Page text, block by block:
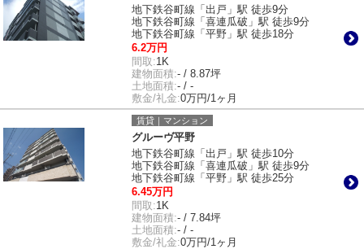
地下鉄谷町線「出戸」駅 徒歩9分
地下鉄谷町線「喜連瓜破」駅 徒歩9分
地下鉄谷町線「平野」駅 徒歩18分
6.2万円
間取:1K
建物面積:- / 8.87坪
土地面積:- / -
敷金/礼金:0万円/1ヶ月
賃貸｜マンション
グルーヴ平野
地下鉄谷町線「出戸」駅 徒歩10分
地下鉄谷町線「喜連瓜破」駅 徒歩9分
地下鉄谷町線「平野」駅 徒歩25分
6.45万円
間取:1K
建物面積:- / 7.84坪
土地面積:- / -
敷金/礼金:0万円/1ヶ月